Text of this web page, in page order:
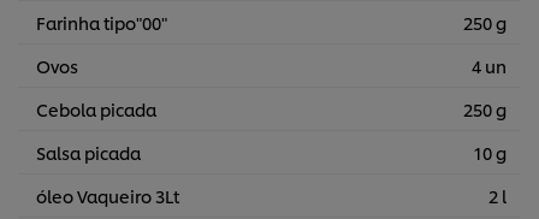
Farinha tipo"00"
250 g
Ovos
4 un
Cebola picada
250 g
Salsa picada
10 g
óleo Vaqueiro 3Lt
2 l